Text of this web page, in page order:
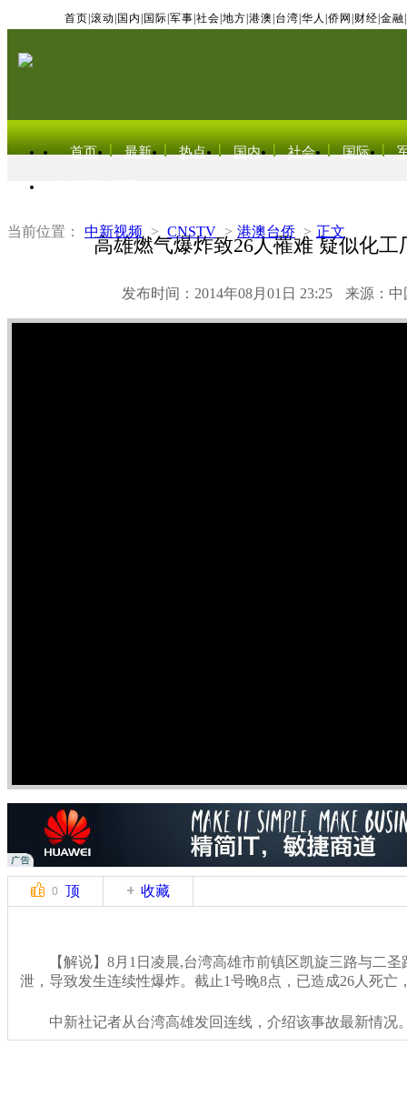
首页 滚动 国内 国际 军事 社会 地方 港澳 台湾 华人 侨网 财经 金融
首页 最新 热点 国内 社会 国际
当前位置： 中新视频 > CNSTV > 港澳台侨 > 正文
高雄燃气爆炸致26人罹难 疑似化工
发布时间：2014年08月01日 23:25 来源：中
0 顶 收藏
【解说】8月1日凌晨,台湾高雄市前镇区凯旋三路与二圣
泄，导致发生连续性爆炸。截止1号晚8点，已造成26人死亡
中新社记者从台湾高雄发回连线，介绍该事故最新情况